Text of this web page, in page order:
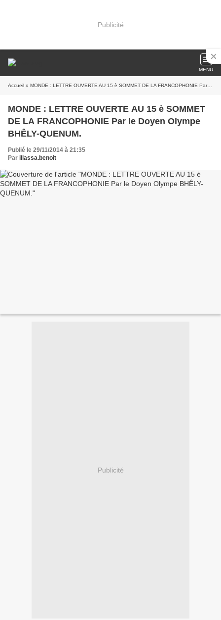
Publicité
MENU
Accueil » MONDE : LETTRE OUVERTE AU 15 è SOMMET DE LA FRANCOPHONIE Par le Doyen Olympe BHÊLY-QUENUM.
MONDE : LETTRE OUVERTE AU 15 è SOMMET
DE LA FRANCOPHONIE Par le Doyen Olympe
BHÊLY-QUENUM.
Publié le 29/11/2014 à 21:35
Par illassa.benoit
Publicité